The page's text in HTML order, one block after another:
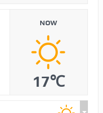
NOW
17℃